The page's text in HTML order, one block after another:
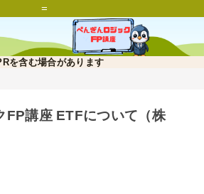
=
を含む場合があります
FP講座 ETFについて（株